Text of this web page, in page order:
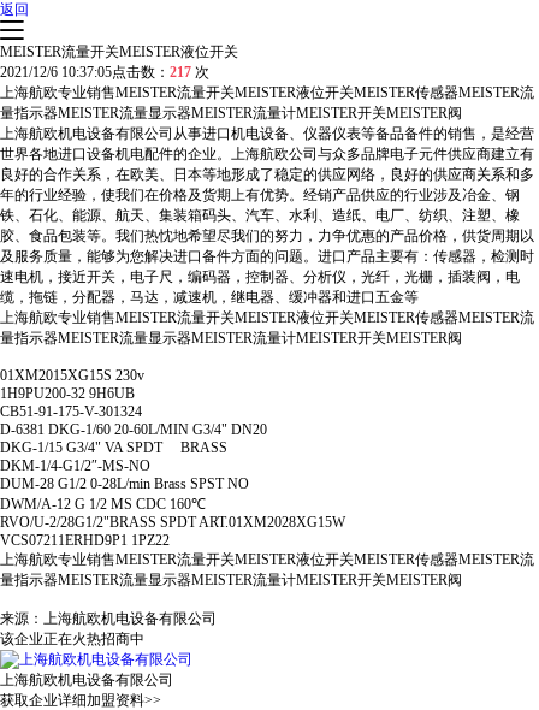
返回
MEISTER流量开关MEISTER液位开关
2021/12/6 10:37:05点击数： 217 次
上海航欧专业销售MEISTER流量开关MEISTER液位开关MEISTER传感器MEISTER流
量指示器MEISTER流量显示器MEISTER流量计MEISTER开关MEISTER阀
上海航欧机电设备有限公司从事进口机电设备、仪器仪表等备品备件的销售，是经营
世界各地进口设备机电配件的企业。上海航欧公司与众多品牌电子元件供应商建立有
良好的合作关系，在欧美、日本等地形成了稳定的供应网络，良好的供应商关系和多
年的行业经验，使我们在价格及货期上有优势。经销产品供应的行业涉及冶金、钢
铁、石化、能源、航天、集装箱码头、汽车、水利、造纸、电厂、纺织、注塑、橡
胶、食品包装等。我们热忱地希望尽我们的努力，力争优惠的产品价格，供货周期以
及服务质量，能够为您解决进口备件方面的问题。进口产品主要有：传感器，检测时
速电机，接近开关，电子尺，编码器，控制器、分析仪，光纤，光栅，插装阀，电
缆，拖链，分配器，马达，减速机，继电器、缓冲器和进口五金等
上海航欧专业销售MEISTER流量开关MEISTER液位开关MEISTER传感器MEISTER流
量指示器MEISTER流量显示器MEISTER流量计MEISTER开关MEISTER阀
01XM2015XG15S 230v
1H9PU200-32 9H6UB
CB51-91-175-V-301324
D-6381 DKG-1/60 20-60L/MIN G3/4" DN20
DKG-1/15 G3/4" VA SPDT BRASS
DKM-1/4-G1/2″-MS-NO
DUM-28 G1/2 0-28L/min Brass SPST NO
DWM/A-12 G 1/2 MS CDC 160℃
RVO/U-2/28G1/2"BRASS SPDT ART.01XM2028XG15W
VCS07211ERHD9P1 1PZ22
上海航欧专业销售MEISTER流量开关MEISTER液位开关MEISTER传感器MEISTER流
量指示器MEISTER流量显示器MEISTER流量计MEISTER开关MEISTER阀
来源：上海航欧机电设备有限公司
该企业正在火热招商中
上海航欧机电设备有限公司
获取企业详细加盟资料>>